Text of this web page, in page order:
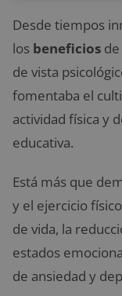
Desde tiempos
los beneficios
de vista
fomentaba el
actividad física y
educativa.
Está más que
y el ejercicio
de vida, la
estados
de ansiedad y